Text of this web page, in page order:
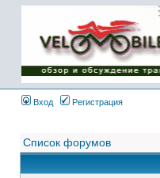
Имя пользователя:
Пароль:
{ LOG_ME_IN_SHORT
}
Вход Регистрация
Список форумов